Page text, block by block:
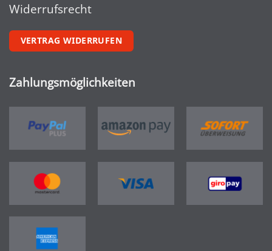
Widerrufsrecht
VERTRAG WIDERRUFEN
Zahlungsmöglichkeiten